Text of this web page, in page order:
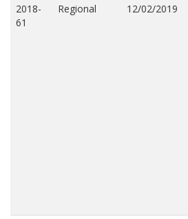
2018-
61
Regional 12/02/2019